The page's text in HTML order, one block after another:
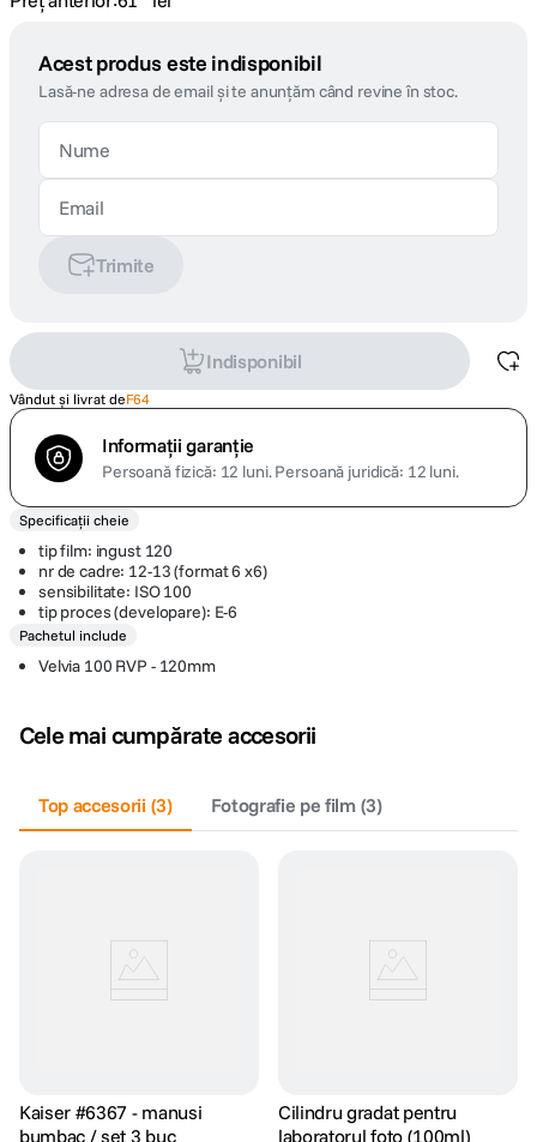
Acest produs este indisponibil
Lasă-ne adresa de email și te anunțăm când revine în stoc.
Trimite
Indisponibil
Vândut și livrat deF64
Informații garanție
Persoană fizică: 12 luni.Persoană juridică: 12 luni.
Specificații cheie
tip film: ingust 120
nr de cadre: 12-13 (format 6 x6)
sensibilitate: ISO 100
tip proces (developare): E-6
Pachetul include
Velvia 100 RVP - 120mm
Cele mai cumpărate accesorii
Top accesorii (3) Fotografie pe film(3)
Kaiser #6367 - manusi
bumbac / set 3 buc
Cilindru gradat pentru
laboratorul foto (100ml)